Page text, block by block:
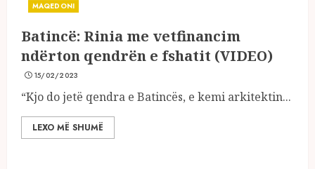
MAQEDONI
Batincë: Rinia me vetfinancim
ndërton qendrën e fshatit (VIDEO)
15/02/2023
“Kjo do jetë qendra e Batincës, e kemi arkitektin...
LEXO MË SHUMË